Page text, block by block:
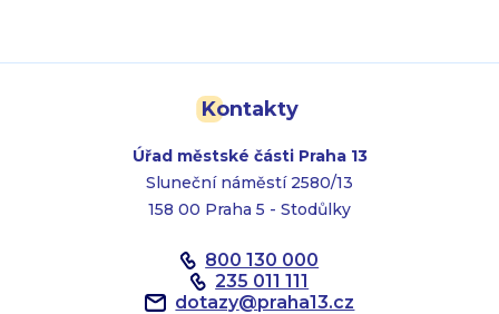
Kontakty
Úřad městské části Praha 13
Sluneční náměstí 2580/13
158 00 Praha 5 - Stodůlky
800 130 000
235 011 111
dotazy@praha13.cz